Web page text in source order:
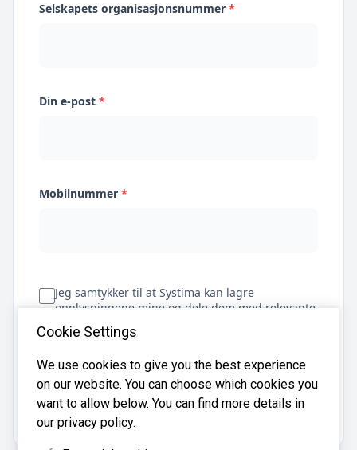
Selskapets organisasjonsnummer *
Din e-post *
Mobilnummer *
Jeg samtykker til at Systima kan lagre
opplysningene mine og dele dem med relevante
regnskapsbyråer for å hjelpe meg å finne
regnskapsfører
Få tilbud
Cookie Settings
We use cookies to give you the best experience
on our website. You can choose which cookies you
want to allow below. You can find more details in
our privacy policy.